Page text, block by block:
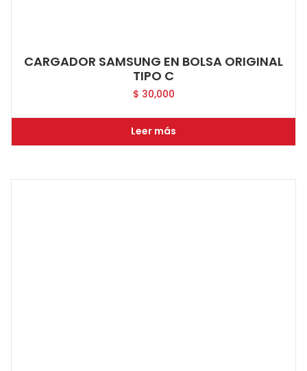
CARGADOR SAMSUNG EN BOLSA ORIGINAL
TIPO C
$ 30,000
Leer más